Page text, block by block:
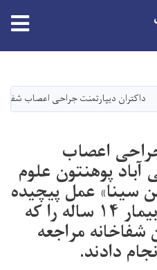
main
content
داکتران دیپارتمنت جراحی اعصاب شفاخانه تدریسی علی آباد
اعصاب
پوهنتون علوم
سینا» عمل پیچیده
جراحی تومور مغزی بیمار ۱۴ ساله را که
شفاخانه مراجعه
دادند.